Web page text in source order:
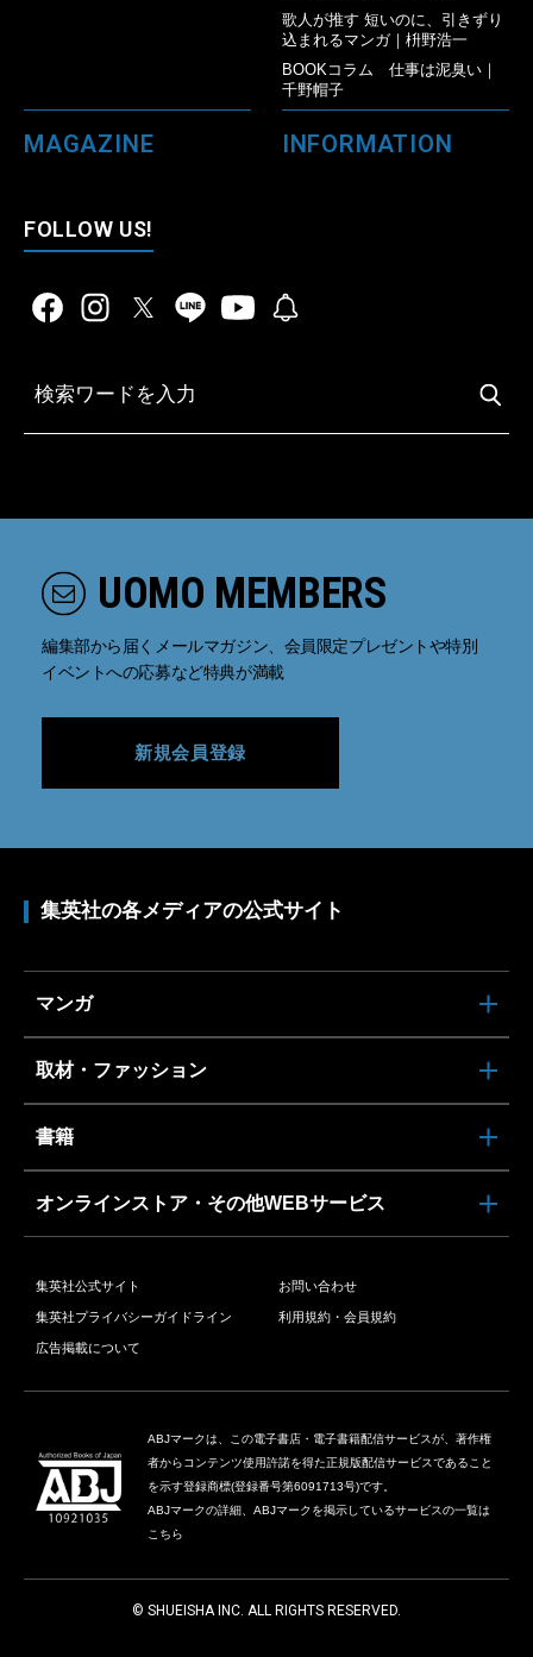
歌人が推す 短いのに、引きずり
込まれるマンガ｜枡野浩一
BOOKコラム 仕事は泥臭い｜
千野帽子
MAGAZINE INFORMATION
FOLLOW US!
UOMO MEMBERS
編集部から届くメールマガジン、会員限定プレゼントや特別
イベントへの応募など特典が満載
新規会員登録
集英社の各メディアの公式サイト
マンガ
取材・ファッション
書籍
オンラインストア・その他WEBサービス
集英社公式サイト お問い合わせ
集英社プライバシーガイドライン 利用規約・会員規約
広告掲載について
ABJマークは、この電子書店・電子書籍配信サービスが、著作権
者からコンテンツ使用許諾を得た正規版配信サービスであること
を示す登録商標(登録番号第6091713号)です。
ABJマークの詳細、ABJマークを掲示しているサービスの一覧は
こちら
© SHUEISHA INC. ALL RIGHTS RESERVED.